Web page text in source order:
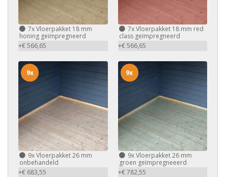
7xVloerpakket 18 mm
honing geïmpregneerd
+€ 566,65
7xVloerpakket 18 mm red
class geïmpregneerd
+€ 566,65
9xVloerpakket 26 mm
onbehandeld
+€ 683,55
9x
9xVloerpakket 26 mm
groen geïmpregneeerd
+€ 782,55
9x